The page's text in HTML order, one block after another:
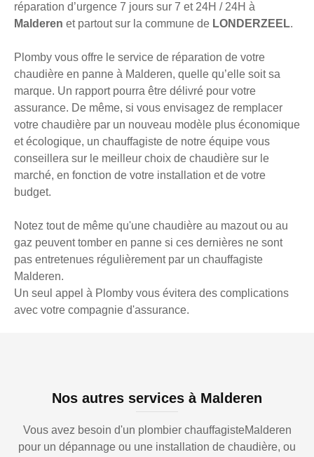
réparation d’urgence 7 jours sur 7 et 24H / 24H à
Malderen et partout sur la commune de LONDERZEEL.
Plomby vous offre le service de réparation de votre
chaudière en panne à Malderen, quelle qu’elle soit sa
marque. Un rapport pourra être délivré pour votre
assurance. De même, si vous envisagez de remplacer
votre chaudière par un nouveau modèle plus économique
et écologique, un chauffagiste de notre équipe vous
conseillera sur le meilleur choix de chaudière sur le
marché, en fonction de votre installation et de votre
budget.
Notez tout de même qu'une chaudière au mazout ou au
gaz peuvent tomber en panne si ces dernières ne sont
pas entretenues régulièrement par un chauffagiste
Malderen.
Un seul appel à Plomby vous évitera des complications
avec votre compagnie d'assurance.
Nos autres services à Malderen
Vous avez besoin d'un plombier chauffagisteMalderen
pour un dépannage ou une installation de chaudière, ou